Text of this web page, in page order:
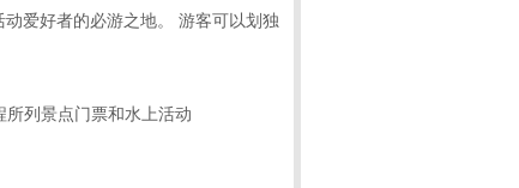
爱好者的必游之地。 游客可以划独
列景点门票和水上活动